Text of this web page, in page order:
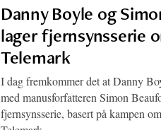
Danny Boyle og
lager fjernsynsserie
Telemark
I dag fremkommer det at Danny
med manusforfatteren Simon
fjernsynsserie, basert på kampen